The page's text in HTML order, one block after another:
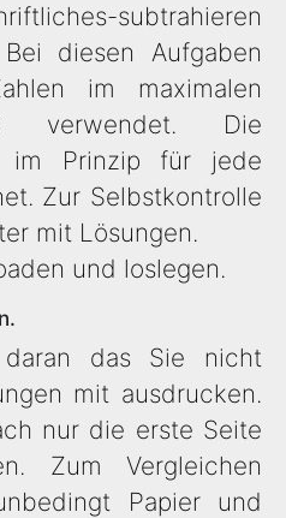
subtrahieren
diesen Aufgaben
im maximalen
Die
im Prinzip für jede
Zur Selbstkontrolle
mit Lösungen.
und loslegen.
das Sie nicht
mit ausdrucken.
nur die erste Seite
Zum Vergleichen
Papier und